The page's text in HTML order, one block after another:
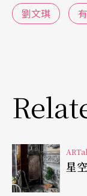
間就冷氣工程
連起線索，原
歲時在冷氣規
件事，在展覽
的背後底下打
劉文琪
星